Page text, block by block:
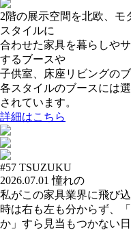
2階の展示空間を北欧、モ
スタイルに
合わせた家具を暮らしや
するブースや
子供室、床座リビングの
各スタイルのブースには
されています。
詳細はこちら
#57 TSUZUKU
2026.07.01 憧れの
私がこの家具業界に飛び
時は右も左も分からず、
か」すら見当もつかない